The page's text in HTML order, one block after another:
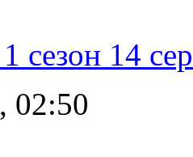
сезон 14
02:50